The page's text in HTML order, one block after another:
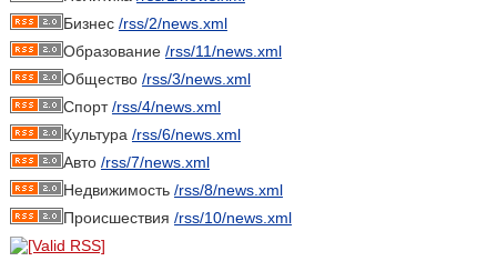
Бизнес /rss/2/news.xml
Образование /rss/11/news.xml
Общество /rss/3/news.xml
Спорт/rss/4/news.xml
Культура /rss/6/news.xml
Авто /rss/7/news.xml
Недвижимость /rss/8/news.xml
Происшествия /rss/10/news.xml